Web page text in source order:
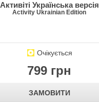
Активіті Українська версія
Activity Ukrainian Edition
Очікується
799 грн
ЗАМОВИТИ